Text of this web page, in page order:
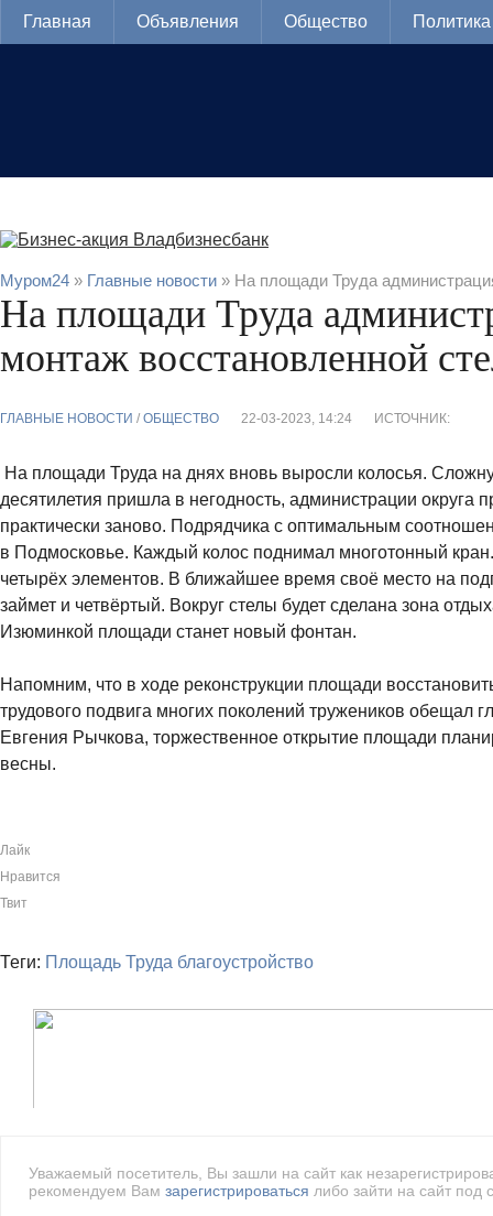
Главная Объявления Общество Политика
Муром24 » Главные новости » На площади Труда
На площади Труда
монтаж восстановленной
ГЛАВНЫЕ НОВОСТИ / ОБЩЕСТВО 22-03-2023, 14:24 ИСТОЧНИК:
На площади Труда на днях вновь выросли колосья.
десятилетия пришла в негодность, администрации округа
практически заново. Подрядчика с оптимальным
в Подмосковье. Каждый колос поднимал многотонный
четырёх элементов. В ближайшее время своё место на
займет и четвёртый. Вокруг стелы будет сделана зона
Изюминкой площади станет новый фонтан.
Напомним, что в ходе реконструкции площади
трудового подвига многих поколений тружеников обещал
Евгения Рычкова, торжественное открытие площади
весны.
Лайк
Нравится
Твит
Теги: Площадь Труда благоустройство
Уважаемый посетитель, Вы зашли на сайт как
рекомендуем Вам зарегистрироваться либо зайти на сайт